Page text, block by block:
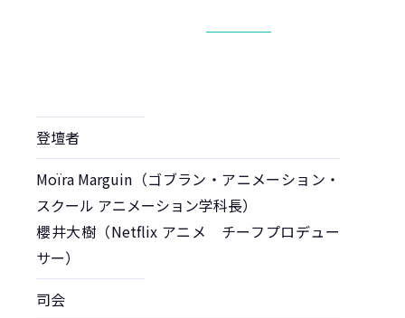
登壇者
Moïra Marguin（ゴブラン・アニメーション・
スクール アニメーション学科長）
櫻井大樹（Netflix アニメ チーフプロデュー
サー）
司会